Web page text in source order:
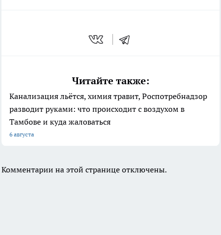
Читайте также:
Канализация льётся, химия травит, Роспотребнадзор
разводит руками: что происходит с воздухом в
Тамбове и куда жаловаться
6 августа
Комментарии на этой странице отключены.